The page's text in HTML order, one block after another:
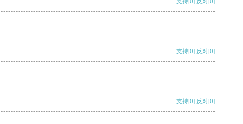
支持 [0] 反对 [0]
支持[0] 反对[0]
支持[0] 反对[0]